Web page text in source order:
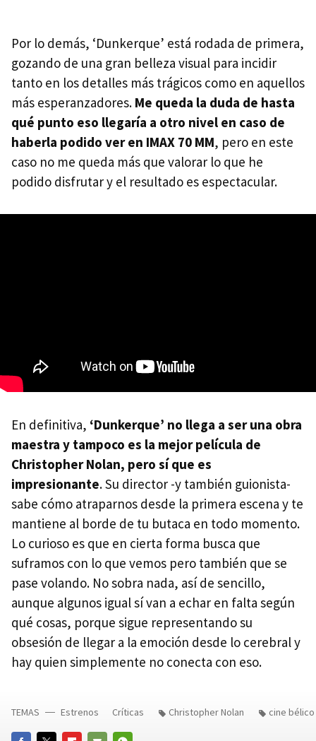
Por lo demás, ‘Dunkerque’ está rodada de primera,
gozando de una gran belleza visual para incidir
tanto en los detalles más trágicos como en aquellos
más esperanzadores. Me queda la duda de hasta
qué punto eso llegaría a otro nivel en caso de
haberla podido ver en IMAX 70 MM, pero en este
caso no me queda más que valorar lo que he
podido disfrutar y el resultado es espectacular.
En definitiva, ‘Dunkerque’ no llega a ser una obra
maestra y tampoco es la mejor película de
Christopher Nolan, pero sí que es
impresionante. Su director -y también guionista-
sabe cómo atraparnos desde la primera escena y te
mantiene al borde de tu butaca en todo momento.
Lo curioso es que en cierta forma busca que
suframos con lo que vemos pero también que se
pase volando. No sobra nada, así de sencillo,
aunque algunos igual sí van a echar en falta según
qué cosas, porque sigue representando su
obsesión de llegar a la emoción desde lo cerebral y
hay quien simplemente no conecta con eso.
TEMAS Estrenos Críticas Christopher Nolan cine bélico